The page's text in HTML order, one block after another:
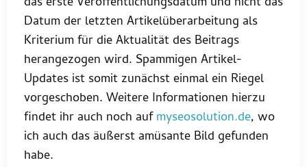
Datum der letzten Artikelüberarbeitung als
Kriterium für die Aktualität des Beitrags
herangezogen wird. Spammigen Artikel-
Updates ist somit zunächst einmal ein Riegel
vorgeschoben. Weitere Informationen hierzu
findet ihr auch noch aufmyseosolution.de, wo
ich auch das äußerst amüsante Bild gefunden
habe.